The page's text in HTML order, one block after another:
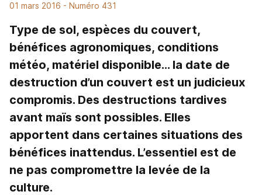
01 mars 2016 - Numéro 431
Type de sol, espèces du couvert,
bénéfices agronomiques, conditions
météo, matériel disponible… la date de
destruction d’un couvert est un judicieux
compromis. Des destructions tardives
avant maïs sont possibles. Elles
apportent dans certaines situations des
bénéfices inattendus. L’essentiel est de
ne pas compromettre la levée de la
culture.